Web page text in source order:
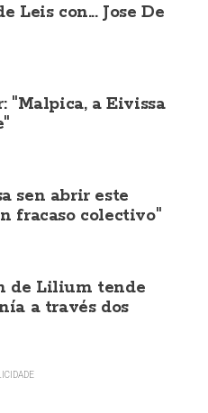
Leis con... Jose De
"Malpica, a Eivissa
sen abrir este
fracaso colectivo"
de Lilium tende
a través dos